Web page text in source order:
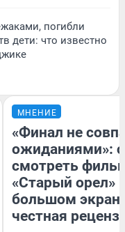
погибли
дети: что известно
МНЕНИЕ
«Финал не
ожиданиями»:
смотреть
«Старый орел»
большом
честная